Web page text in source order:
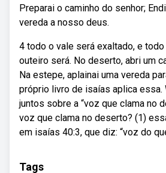
Preparai o caminho do senhor;
vereda a nosso deus.
4 todo o vale será exaltado, e
outeiro será. No deserto, abri um
Na estepe, aplainai uma vereda
próprio livro de isaías aplica essa.
juntos sobre a “voz que clama no
voz que clama no deserto? (1)
em isaías 40:3, que diz: “voz do
Tags